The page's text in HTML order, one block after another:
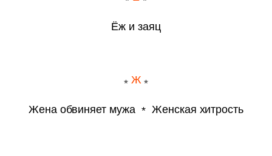
Ёж и заяц
Ж
Жена обвиняет мужа Женская хитрость